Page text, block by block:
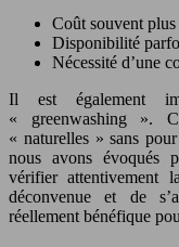
Coût souvent plus
Disponibilité
Nécessité d’une
Il est également
« greenwashing ».
« naturelles » sans
nous avons évoqués
vérifier attentivement
déconvenue et de
réellement bénéfique